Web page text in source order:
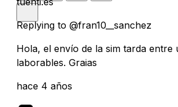
Replying to @fran10__sanchez
Hola, el envío de la sim tarda entre
laborables. Graias
hace 4 años